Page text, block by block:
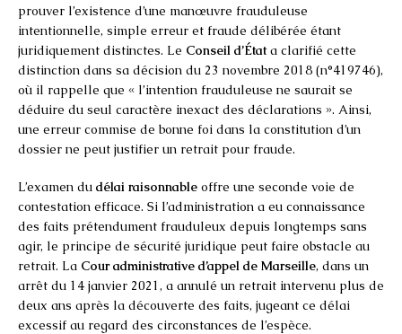
prouver l’existence d’une manœuvre frauduleuse
intentionnelle, simple erreur et fraude délibérée étant
juridiquement distinctes. Le Conseil d’Étata clarifié cette
distinction dans sa décision du 23 novembre 2018 (n°419746),
où il rappelle que « l’intention frauduleuse ne saurait se
déduire du seul caractère inexact des déclarations ». Ainsi,
une erreur commise de bonne foi dans la constitution d’un
dossier ne peut justifier un retrait pour fraude.
L’examen du délai raisonnable offre une seconde voie de
contestation efficace. Si l’administration a eu connaissance
des faits prétendument frauduleux depuis longtemps sans
agir, le principe de sécurité juridique peut faire obstacle au
retrait. La Cour administrative d’appel de Marseille, dans un
arrêt du 14 janvier 2021, a annulé un retrait intervenu plus de
deux ans après la découverte des faits, jugeant ce délai
excessif au regard des circonstances de l’espèce.